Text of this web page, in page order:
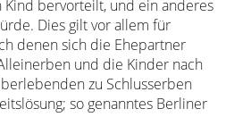
Kind bervorteilt, und ein anderes
Dies gilt vor allem für
denen sich die Ehepartner
und die Kinder nach
zu Schlusserben
so genanntes Berliner